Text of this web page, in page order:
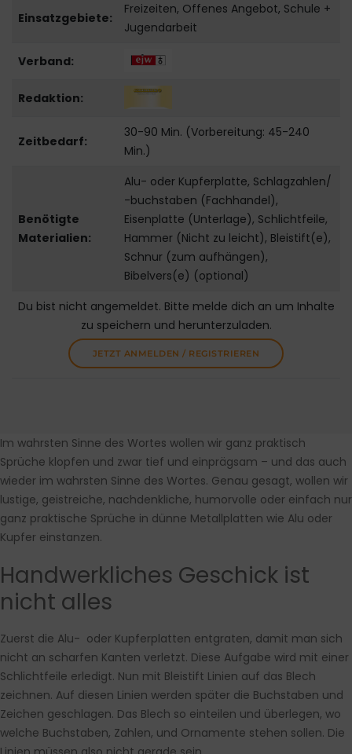
Einsatzgebiete:
Freizeiten, Offenes Angebot, Schule +
Jugendarbeit
Verband:
Redaktion:
Zeitbedarf:
30-90 Min. (Vorbereitung: 45-240
Min.)
Benötigte
Materialien:
Alu- oder Kupferplatte, Schlagzahlen/
-buchstaben (Fachhandel),
Eisenplatte (Unterlage), Schlichtfeile,
Hammer (Nicht zu leicht), Bleistift(e),
Schnur (zum aufhängen),
Bibelvers(e) (optional)
Du bist nicht angemeldet. Bitte melde dich an um Inhalte
zu speichern und herunterzuladen.
JETZT ANMELDEN / REGISTRIEREN
Im wahrsten Sinne des Wortes wollen wir ganz praktisch
Sprüche klopfen und zwar tief und einprägsam – und das auch
wieder im wahrsten Sinne des Wortes. Genau gesagt, wollen wir
lustige, geistreiche, nachdenkliche, humorvolle oder einfach nur
ganz praktische Sprüche in dünne Metallplatten wie Alu oder
Kupfer einstanzen.
Handwerkliches Geschick ist
nicht alles
Zuerst die Alu- oder Kupferplatten entgraten, damit man sich
nicht an scharfen Kanten verletzt. Diese Aufgabe wird mit einer
Schlichtfeile erledigt. Nun mit Bleistift Linien auf das Blech
zeichnen. Auf diesen Linien werden später die Buchstaben und
Zeichen geschlagen. Das Blech so einteilen und überlegen, wo
welche Buchstaben, Zahlen, und Ornamente stehen sollen. Die